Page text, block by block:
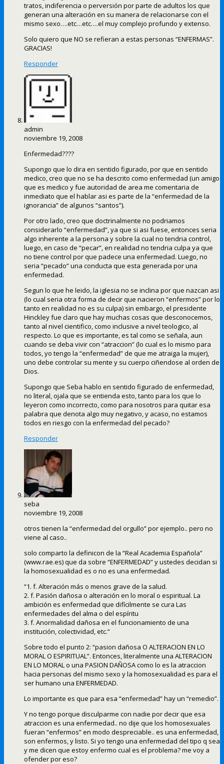
tratos, indiferencia o perversión por parte de adultos los que
generan una alteración en su manera de relacionarse con el
mismo sexo….etc…etc….el muy complejo profundo y extenso.
Solo quiero que NO se refieran a estas personas “ENFERMAS”.
GRACIAS!
Responder
admin
noviembre 19, 2008
Enfermedad????
Supongo que lo dira en sentido figurado, por que en sentido
medico, creo que no se ha descrito como enfermedad (un amigo
que es medico y fue autoridad de area me comentaria de
inmediato que el hablar asi es parte de la “enfermedad de la
ignorancia” de algunos “santos”).
Por otro lado, creo que doctrinalmente no podriamos
considerarlo “enfermedad”, ya que si asi fuese, entonces seria
algo inherente a la persona y sobre la cual no tendria control,
luego, en caso de “pecar”, en realidad no tendria culpa ya que
no tiene control por que padece una enfermedad. Luego, no
seria “pecado” una conducta que esta generada por una
enfermedad.
Segun lo que he leido, la iglesia no se inclina por que nazcan asi
(lo cual seria otra forma de decir que nacieron “enfermos” por lo
tanto en realidad no es su culpa) sin embargo, el presidente
Hinckley fue claro que hay muchas cosas que desconocemos,
tanto al nivel cientifico, como inclusive a nivel teologico, al
respecto. Lo que es importante, es tal como se señala, aun
cuando se deba vivir con “atraccion” (lo cual es lo mismo para
todos, yo tengo la “enfermedad” de que me atraiga la mujer),
uno debe controlar su mente y su cuerpo ciñendose al orden de
Dios.
Supongo que Seba hablo en sentido figurado de enfermedad,
no literal, ojala que se entienda esto, tanto para los que lo
leyeron como incorrecto, como para nosotros para quitar esa
palabra que denota algo muy negativo, y acaso, no estamos
todos en riesgo con la enfermedad del pecado?
Responder
seba
noviembre 19, 2008
otros tienen la “enfermedad del orgullo” por ejemplo.. pero no
viene al caso..
solo comparto la definicon de la “Real Academia Española”
(www.rae.es) que da sobre “ENFERMEDAD” y ustedes decidan si
la homosexualidad es o no es una enfermedad.
“1. f. Alteración más o menos grave de la salud.
2. f. Pasión dañosa o alteración en lo moral o espiritual. La
ambición es enfermedad que difícilmente se cura Las
enfermedades del alma o del espíritu
3. f. Anormalidad dañosa en el funcionamiento de una
institución, colectividad, etc.”
Sobre todo el punto 2: “pasion dañosa O ALTERACION EN LO
MORAL O ESPIRITUAL”. Entonces, literalmente una ALTERACION
EN LO MORAL o una PASION DAÑOSA como lo es la atraccion
hacia personas del mismo sexo y la homosexualidad es para el
ser humano una ENFERMEDAD.
Lo importante es que para esa “enfermedad” hay un “remedio”.
Y no tengo porque disculparme con nadie por decir que esa
atraccion es una enfermedad.. no dije que los homosexuales
fueran “enfermos” en modo despreciable.. es una enfermedad,
son enfermos, y listo. Si yo tengo una enfermedad del tipo q sea
y me dicen que estoy enfermo cual es el problema? me voy a
ofender por eso?